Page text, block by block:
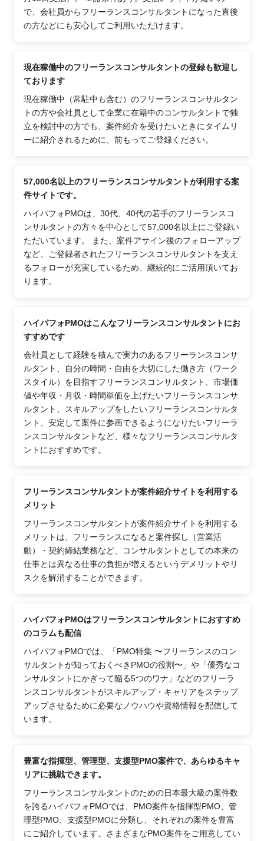
で、会社員からフリーランスコンサルタントになった直後
の方などにも安心してご利用いただけます。
現在稼働中のフリーランスコンサルタントの登録も歓迎し
ております
現在稼働中（常駐中も含む）のフリーランスコンサルタン
トの方や会社員として企業に在籍中のコンサルタントで独
立を検討中の方でも、案件紹介を受けたいときにタイムリ
ーに紹介されるために、前もってご登録ください。
57,000名以上のフリーランスコンサルタントが利用する案
件サイトです。
ハイパフォPMOは、30代、40代の若手のフリーランスコ
ンサルタントの方々を中心として57,000名以上にご登録い
ただいています。 また、案件アサイン後のフォローアップ
など、ご登録者されたフリーランスコンサルタントを支え
るフォローが充実しているため、継続的にご活用頂いてお
ります。
ハイパフォPMOはこんなフリーランスコンサルタントにお
すすめです
会社員として経験を積んで実力のあるフリーランスコンサ
ルタント、自分の時間・自由を大切にした働き方（ワーク
スタイル）を目指すフリーランスコンサルタント、市場価
値や年収・月収・時間単価を上げたいフリーランスコンサ
ルタント、スキルアップをしたいフリーランスコンサルタ
ント、安定して案件に参画できるようになりたいフリーラ
ンスコンサルタントなど、様々なフリーランスコンサルタ
ントにおすすめです。
フリーランスコンサルタントが案件紹介サイトを利用する
メリット
フリーランスコンサルタントが案件紹介サイトを利用する
メリットは、フリーランスになると案件探し（営業活
動）・契約締結業務など、コンサルタントとしての本来の
仕事とは異なる仕事の負担が増えるというデメリットやリ
スクを解消することができます。
ハイパフォPMOはフリーランスコンサルタントにおすすめ
のコラムも配信
ハイパフォPMOでは、「PMO特集 〜フリーランスのコン
サルタントが知っておくべきPMOの役割〜」や「優秀なコ
ンサルタントにかぎって陥る5つのワナ」などのフリーラ
ンスコンサルタントがスキルアップ・キャリアをステップ
アップさせるために必要なノウハウや資格情報を配信して
います。
豊富な指揮型、管理型、支援型PMO案件で、あらゆるキャ
リアに挑戦できます。
フリーランスコンサルタントのための日本最大級の案件数
を誇るハイパフォPMOでは、PMO案件を指揮型PMO、管
理型PMO、支援型PMOに分類し、それぞれの案件を豊富
にご紹介しています。さまざまなPMO案件をご用意してい